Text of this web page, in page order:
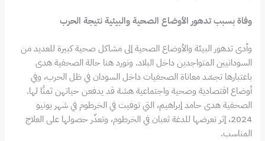
وفاة بسبب تدهور الأوضاع الصحية والبيئية نتيجة الحرب
وأدى تدهور البيئة والأوضاع الصحية إلى مشاكل صحية كبيرة للعديد من
السودانيين المتواجدين داخل البلاد. ونورد هنا حالة الصحفية هدى
باعتبارها تجسّد معاناة الصحفيات داخل السودان في ظل الحرب، وفي
أوضاع اقتصادية وصحية واجتماعية هشة قد يدفعن حياتهن ثمنًا لها.
الصحفية هدى حامد إبراهيم، التي توفيت في الخرطوم في شهر يونيو
2024، إثر تعرضها للدغة ثعبان في الخرطوم، وتعذّر حصولها على العلاج
المناسب.